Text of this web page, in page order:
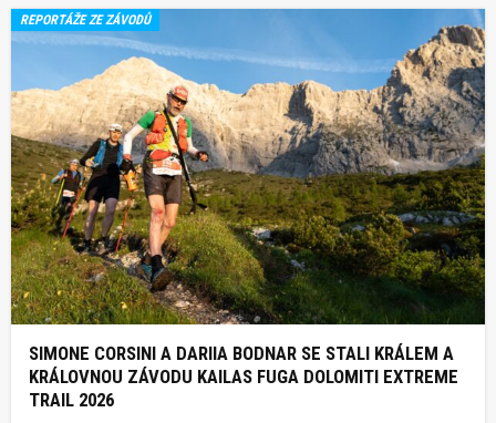
REPORTÁŽE ZE ZÁVODŮ
SIMONE CORSINI A DARIIA BODNAR SE STALI KRÁLEM A
KRÁLOVNOU ZÁVODU KAILAS FUGA DOLOMITI EXTREME
TRAIL 2026